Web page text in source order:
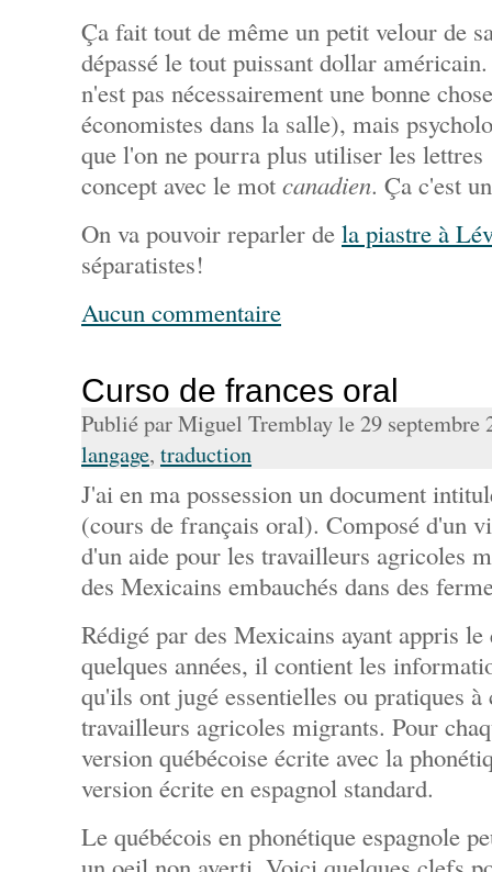
Ça fait tout de même un petit velour de
dépassé le tout puissant dollar
n'est pas nécessairement une bonne
économistes dans la salle), mais
que l'on ne pourra plus utiliser les lettres
concept avec le mot canadien. Ça c'est
On va pouvoir reparler de la piastre à
séparatistes!
Aucun commentaire
Curso de frances oral
Publié par Miguel Tremblay le 29 septembre
langage, traduction
J'ai en ma possession un document
(cours de français oral). Composé d'un
d'un aide pour les travailleurs agricoles
des Mexicains embauchés dans des
Rédigé par des Mexicains ayant appris le
quelques années, il contient les
qu'ils ont jugé essentielles ou pratiques
travailleurs agricoles migrants. Pour
version québécoise écrite avec la
version écrite en espagnol standard.
Le québécois en phonétique espagnole